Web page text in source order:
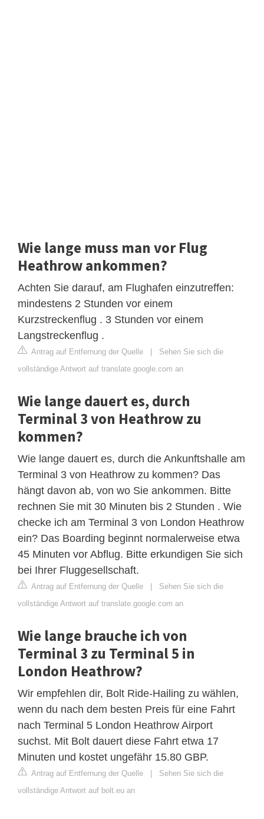
Wie lange muss man vor Flug
Heathrow ankommen?
Achten Sie darauf, am Flughafen einzutreffen:
mindestens 2 Stunden vor einem
Kurzstreckenflug . 3 Stunden vor einem
Langstreckenflug .
Antrag auf Entfernung der Quelle | Sehen Sie sich die
vollständige Antwort auf translate.google.com an
Wie lange dauert es, durch
Terminal 3 von Heathrow zu
kommen?
Wie lange dauert es, durch die Ankunftshalle am
Terminal 3 von Heathrow zu kommen? Das
hängt davon ab, von wo Sie ankommen. Bitte
rechnen Sie mit 30 Minuten bis 2 Stunden . Wie
checke ich am Terminal 3 von London Heathrow
ein? Das Boarding beginnt normalerweise etwa
45 Minuten vor Abflug. Bitte erkundigen Sie sich
bei Ihrer Fluggesellschaft.
Antrag auf Entfernung der Quelle | Sehen Sie sich die
vollständige Antwort auf translate.google.com an
Wie lange brauche ich von
Terminal 3 zu Terminal 5 in
London Heathrow?
Wir empfehlen dir, Bolt Ride-Hailing zu wählen,
wenn du nach dem besten Preis für eine Fahrt
nach Terminal 5 London Heathrow Airport
suchst. Mit Bolt dauert diese Fahrt etwa 17
Minuten und kostet ungefähr 15.80 GBP.
Antrag auf Entfernung der Quelle | Sehen Sie sich die
vollständige Antwort auf bolt.eu an